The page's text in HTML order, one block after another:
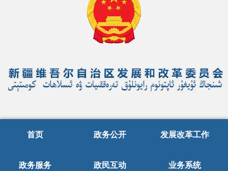
首页 政务公开 发展改革工作
政务服务 政民互动 业务系统